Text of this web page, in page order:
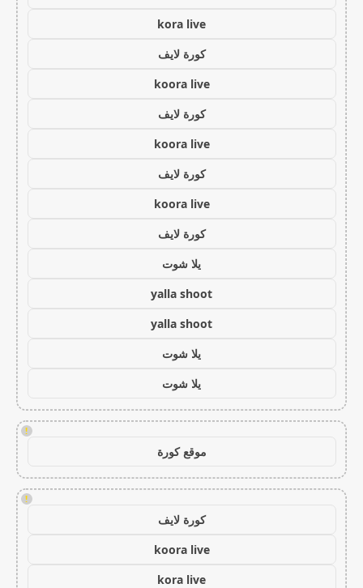
kora live
كورة لايف
koora live
كورة لايف
koora live
كورة لايف
koora live
كورة لايف
يلا شوت
yalla shoot
yalla shoot
يلا شوت
يلا شوت
!
موقع كورة
!
كورة لايف
koora live
kora live